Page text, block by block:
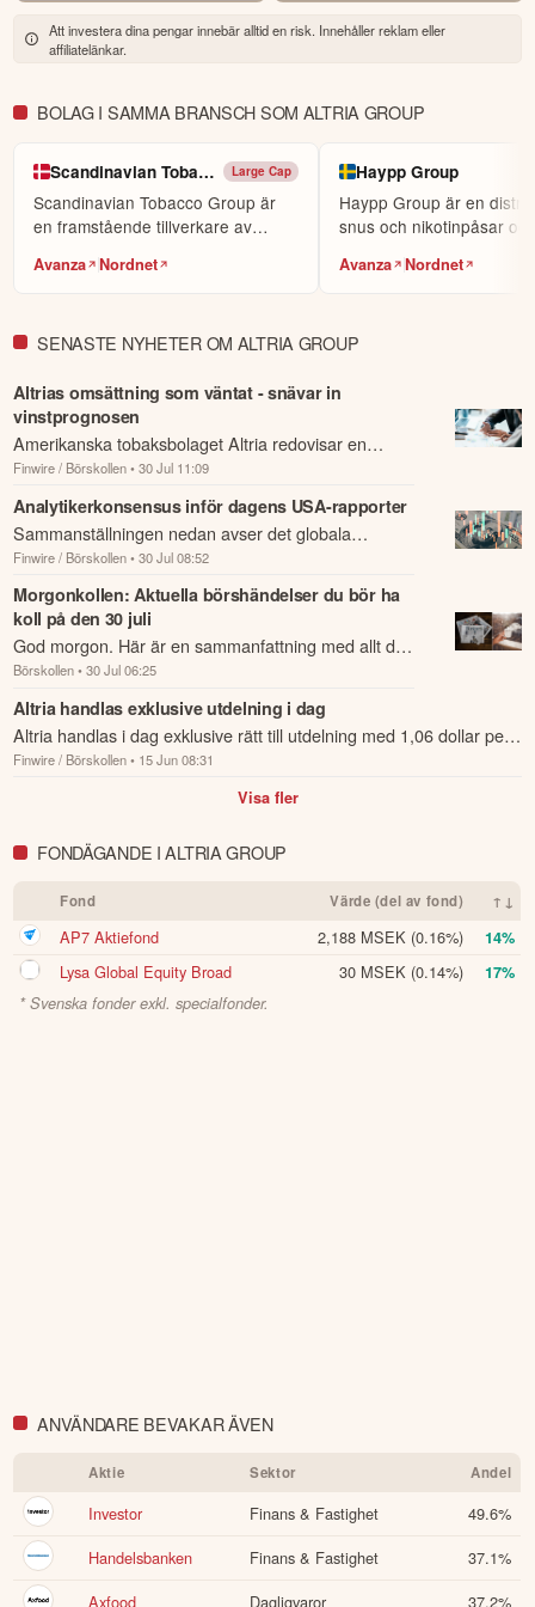
dina investeringar kan gå upp eller ner. Du riskerar ditt kapital.
Att investera dina pengar innebär alltid en risk. Innehåller reklam eller
affiliatelänkar.
BOLAG I SAMMA BRANSCH SOM ALTRIA GROUP
Scandinavian Tobacco Large Cap
Scandinavian Tobacco Group är
en framstående tillverkare av
Avanza Nordnet
Haypp Group
Haypp Group är en
snus och nikotinpåsar
Avanza Nordnet
SENASTE NYHETER OM ALTRIA GROUP
Altrias omsättning som väntat - snävar in
vinstprognosen
Amerikanska tobaksbolaget Altria redovisar en
rapport för det andra kvartalet som är i linje med
förväntningarna.
Finwire / Börskollen • 30 Jul 11:09
Analytikerkonsensus inför dagens USA-rapporter
Sammanställningen nedan avser det globala
börsinformationsföretaget Factsets
analytikerkonsensus för amerikanska bolag som
senare i dag lämn...
Finwire / Börskollen • 30 Jul 08:52
Morgonkollen: Aktuella börshändelser du bör ha
koll på den 30 juli
God morgon. Här är en sammanfattning med allt du
behöver veta om nattens händelser och kommande
dagens viktigaste händelser på börsen.
Börskollen • 30 Jul 06:25
Altria handlas exklusive utdelning i dag
Altria handlas i dag exklusive rätt till utdelning med 1,06 dollar per
aktie.
Finwire / Börskollen • 15 Jun 08:31
Visa fler
FONDÄGANDE I ALTRIA GROUP
Fond Värde (del av fond) ↑↓
AP7 Aktiefond 2,188 MSEK (0.16%) 14%
Lysa Global Equity Broad 30 MSEK (0.14%)
17%
* Svenska fonder exkl. specialfonder.
ANVÄNDARE BEVAKAR ÄVEN
Aktie Sektor Andel
Investor Finans & Fastighet 49.6%
Handelsbanken
Finans & Fastighet 37.1%
Axfood
Dagligvaror 37.2%